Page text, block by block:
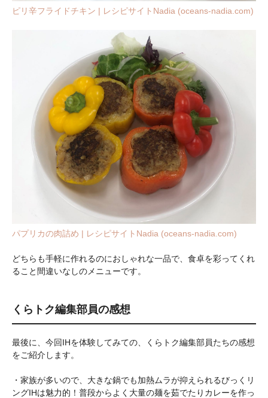
ピリ辛フライドチキン | レシピサイトNadia (oceans-nadia.com)
パプリカの肉詰め | レシピサイトNadia (oceans-nadia.com)
どちらも手軽に作れるのにおしゃれな一品で、食卓を彩ってくれ
ること間違いなしのメニューです。
くらトク編集部員の感想
最後に、今回IHを体験してみての、くらトク編集部員たちの感想
をご紹介します。
・家族が多いので、大きな鍋でも加熱ムラが抑えられるびっくリ
ングIHは魅力的！普段からよく大量の麺を茹でたりカレーを作っ